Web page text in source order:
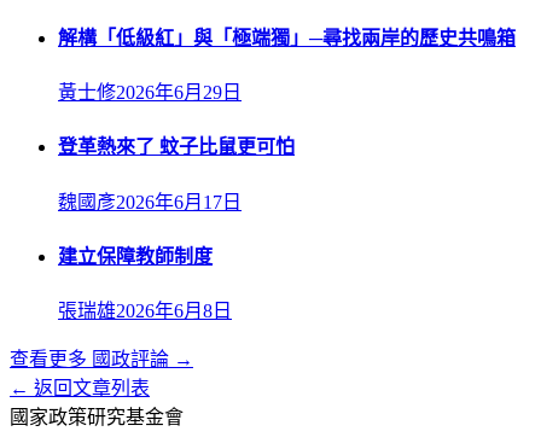
解構「低級紅」與「極端獨」─尋找兩岸的歷史共鳴箱
黃士修2026年6月29日
登革熱來了 蚊子比鼠更可怕
魏國彥2026年6月17日
建立保障教師制度
張瑞雄2026年6月8日
查看更多 國政評論 →
← 返回文章列表
國家政策研究基金會